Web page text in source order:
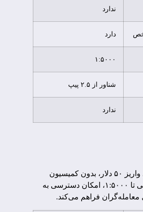
ندارد
دارد
۱:۵۰۰۰
شناور از ۲.۵ پیپ
ندارد
این نوع حساب با حداقل واریز ۵۰ دلار، بدون کمیسیون
معاملات و اهرم معاملاتی تا ۱:۵۰۰۰، امکان دسترسی به
معامله‌گران فراهم می‌کند.